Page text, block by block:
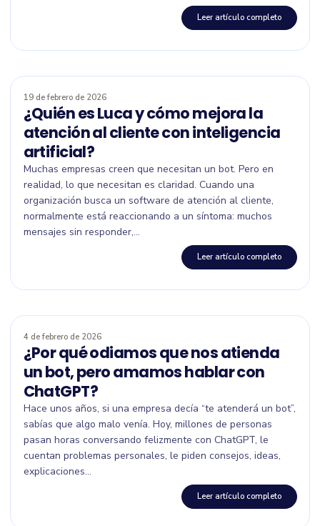
Leer artículo completo
19 de febrero de 2026
¿Quién es Luca y cómo mejora la
atención al cliente con inteligencia
artificial?
Muchas empresas creen que necesitan un bot. Pero en
realidad, lo que necesitan es claridad. Cuando una
organización busca un software de atención al cliente,
normalmente está reaccionando a un síntoma: muchos
mensajes sin responder,...
Leer artículo completo
4 de febrero de 2026
¿Por qué odiamos que nos atienda
un bot, pero amamos hablar con
ChatGPT?
Hace unos años, si una empresa decía “te atenderá un bot”,
sabías que algo malo venía. Hoy, millones de personas
pasan horas conversando felizmente con ChatGPT, le
cuentan problemas personales, le piden consejos, ideas,
explicaciones...
Leer artículo completo